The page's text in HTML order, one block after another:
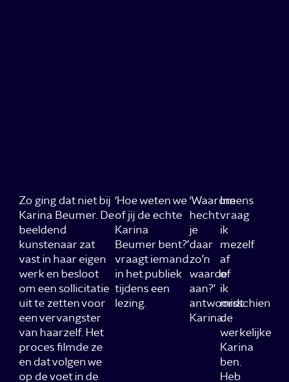
Zo ging dat niet bij
Karina Beumer. De
beeldend
kunstenaar zat
vast in haar eigen
werk en besloot
om een sollicitatie
uit te zetten voor
een vervangster
van haarzelf. Het
proces filmde ze
en dat volgen we
op de voet in de
‘Hoe weten we
of jij de echte
Karina
Beumer bent?’
vraagt iemand
in het publiek
tijdens een
lezing.
‘Waarom
hecht
je
daar
zo’n
waarde
aan?’
antwoordt
Karina.
Ineens
vraag
ik
mezelf
af
of
ik
misschien
de
werkelijke
Karina
ben.
Heb